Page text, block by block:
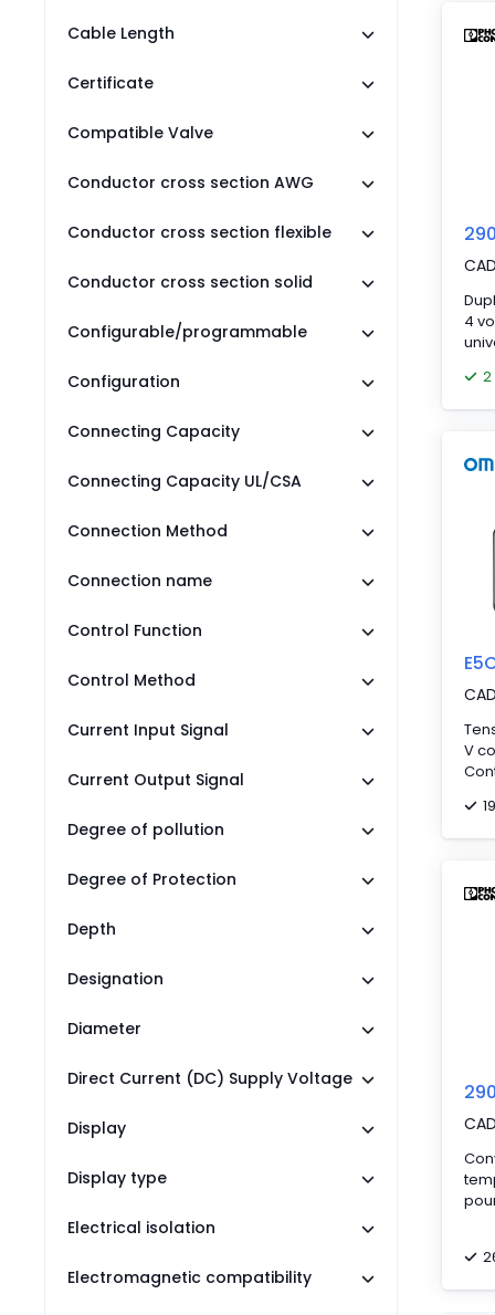
Cable Length
Certificate
Compatible Valve
Conductor cross section AWG
Conductor cross section flexible
Conductor cross section solid
Configurable/programmable
Configuration
Connecting Capacity
Connecting Capacity UL/CSA
Connection Method
Connection name
Control Function
Control Method
Current Input Signal
Current Output Signal
Degree of pollution
Degree of Protection
Depth
Designation
Diameter
Direct Current (DC) Supply Voltage
Display
Display type
Electrical isolation
Electromagnetic compatibility
50/
4
as
well
of
(0,
CAD
4
2
CAD
V
CAD
la